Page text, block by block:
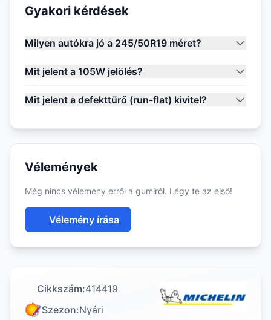
Gyakori kérdések
Milyen autókra jó a 245/50R19 méret?
Mit jelent a 105W jelölés?
Mit jelent a defekttűrő (run-flat) kivitel?
Vélemények
Még nincs vélemény erről a gumiról. Légy te az első!
Vélemény írása
Cikkszám:414419
Szezon:Nyári